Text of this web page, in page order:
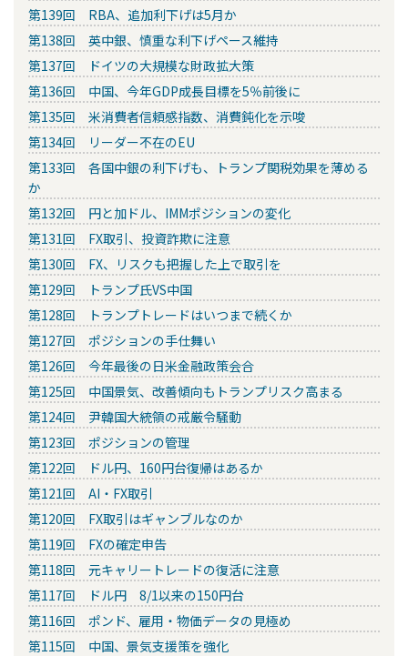
第139回 RBA、追加利下げは5月か
第138回 英中銀、慎重な利下げペース維持
第137回 ドイツの大規模な財政拡大策
第136回 中国、今年GDP成長目標を5％前後に
第135回 米消費者信頼感指数、消費鈍化を示唆
第134回 リーダー不在のEU
第133回 各国中銀の利下げも、トランプ関税効果を薄める
か
第132回 円と加ドル、IMMポジションの変化
第131回 FX取引、投資詐欺に注意
第130回 FX、リスクも把握した上で取引を
第129回 トランプ氏VS中国
第128回 トランプトレードはいつまで続くか
第127回 ポジションの手仕舞い
第126回 今年最後の日米金融政策会合
第125回 中国景気、改善傾向もトランプリスク高まる
第124回 尹韓国大統領の戒厳令騒動
第123回 ポジションの管理
第122回 ドル円、160円台復帰はあるか
第121回 AI・FX取引
第120回 FX取引はギャンブルなのか
第119回 FXの確定申告
第118回 元キャリートレードの復活に注意
第117回 ドル円 8/1以来の150円台
第116回 ポンド、雇用・物価データの見極め
第115回 中国、景気支援策を強化